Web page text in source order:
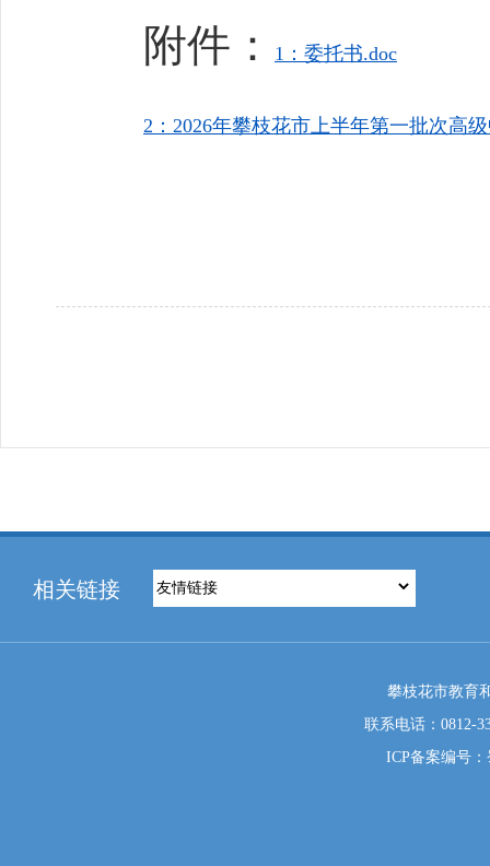
附件：
1：委托书.doc
2：2026年攀枝花市上半年第一批次高
相关链接
攀枝花市教育
联系电话：0812-
ICP备案编号：